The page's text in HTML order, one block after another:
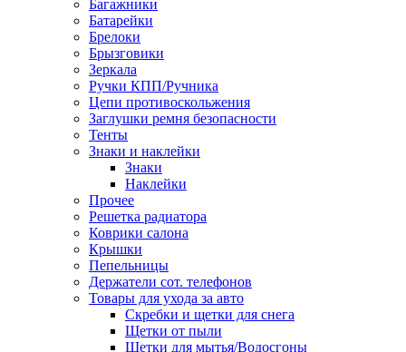
Багажники
Батарейки
Брелоки
Брызговики
Зеркала
Ручки КПП/Ручника
Цепи противоскольжения
Заглушки ремня безопасности
Тенты
Знаки и наклейки
Знаки
Наклейки
Прочее
Решетка радиатора
Коврики салона
Крышки
Пепельницы
Держатели сот. телефонов
Товары для ухода за авто
Скребки и щетки для снега
Щетки от пыли
Щетки для мытья/Водосгоны